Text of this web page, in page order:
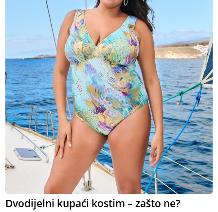
Dvodijelni kupaći kostim – zašto ne?